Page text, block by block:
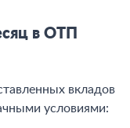
в ОТП
вкладов
условиями: